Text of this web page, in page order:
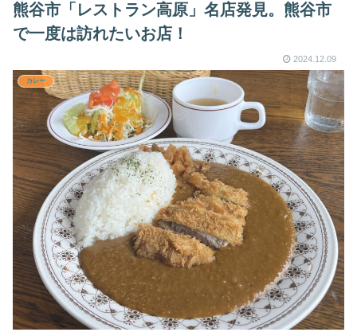
熊谷市「レストラン高原」名店発見。熊谷市
で一度は訪れたいお店！
2024.12.09
カレー